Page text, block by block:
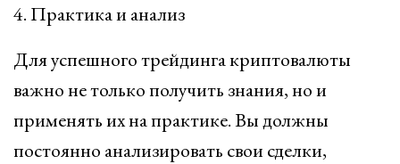
4. Практика и анализ
Для успешного трейдинга криптовалюты
важно не только получить знания, но и
применять их на практике. Вы должны
постоянно анализировать свои сделки,